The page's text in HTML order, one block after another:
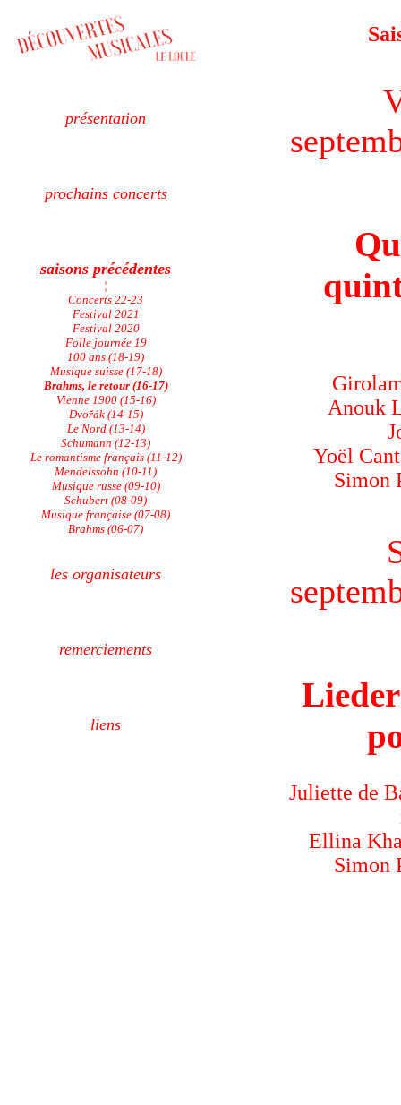
présentation
prochains concerts
saisons précédentes
¦
Concerts 22-23
Festival 2021
Festival 2020
Folle journée 19
100 ans (18-19)
Musique suisse (17-18)
Brahms, le retour (16-17)
Vienne 1900 (15-16)
Dvořák (14-15)
Le Nord (13-14)
Schumann (12-13)
Le romantisme français (11-12)
Mendelssohn (10-11)
Musique russe (09-10)
Schubert (08-09)
Musique française (07-08)
Brahms (06-07)
les organisateurs
remerciements
liens
Anouk
Yoël
Simon
Juliette de
Ellina
Simon